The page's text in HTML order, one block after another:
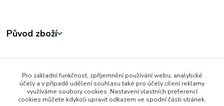
Původ zboží
Zboží zařazeno v kategoriích
Tvořivé a výtvarné hračky
Barvy, fixy, pastelky ...
Pro základní funkčnost, zpříjemnění používání webu, analytické
účely a v případě udělení souhlasu také pro účely cílení reklamy
využíváme soubory cookies. Nastavení vlastních preferencí
cookies můžete kdykoli upravit odkazem ve spodní části stránek.